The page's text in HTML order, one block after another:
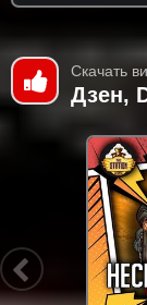
Скачать
Дзен,